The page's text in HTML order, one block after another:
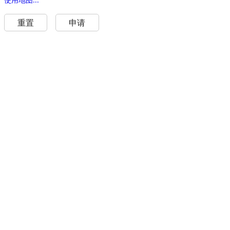
重置 申请